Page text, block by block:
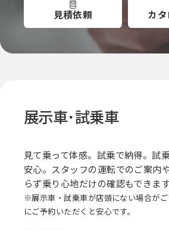
見積依頼 カ
展示車･試乗車
見て乗って体感。試乗で納得。試
安心。スタッフの運転でのご案内
らず乗り心地だけの確認もできます
※展示車・試乗車が店頭にない場合が
にご予約いただくと安心です。